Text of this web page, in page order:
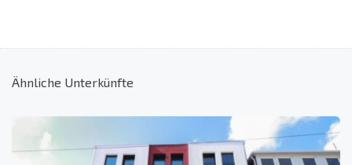
Ähnliche Unterkünfte